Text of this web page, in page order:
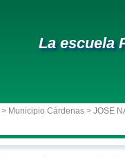
La escuela
> Municipio Cárdenas > JOSE